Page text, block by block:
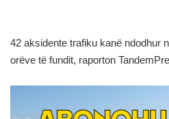
42 aksidente trafiku kanë ndodhur
orëve të fundit, raporton